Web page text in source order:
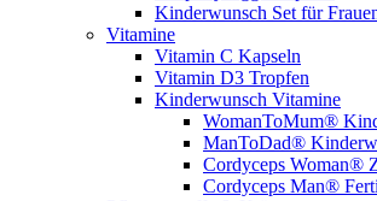
Kinderwunsch Set für
Vitamine
Vitamin C Kapseln
Vitamin D3 Tropfen
Kinderwunsch Vitamine
WomanToMum®
ManToDad®
Cordyceps Woman®
Cordyceps Man®